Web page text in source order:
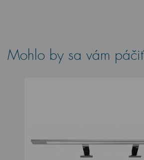
Mohlo by sa vám páčiť